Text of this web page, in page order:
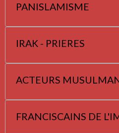
PANISLAMISME
IRAK - PRIERES
ACTEURS
FRANCISCAINS DE